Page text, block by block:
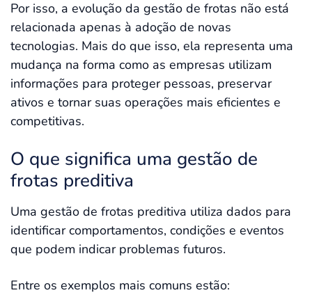
Por isso, a evolução da gestão de frotas não está
relacionada apenas à adoção de novas
tecnologias. Mais do que isso, ela representa uma
mudança na forma como as empresas utilizam
informações para proteger pessoas, preservar
ativos e tornar suas operações mais eficientes e
competitivas.
O que significa uma gestão de
frotas preditiva
Uma gestão de frotas preditiva utiliza dados para
identificar comportamentos, condições e eventos
que podem indicar problemas futuros.
Entre os exemplos mais comuns estão: